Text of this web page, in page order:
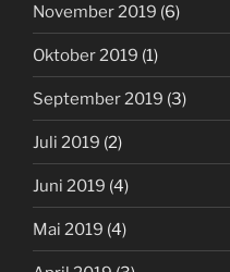
November 2019 (6)
Oktober 2019 (1)
September 2019 (3)
Juli 2019 (2)
Juni 2019 (4)
Mai 2019 (4)